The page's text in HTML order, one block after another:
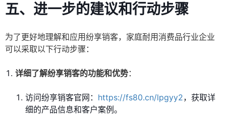
五、进一步的建议和行动步骤
为了更好地理解和应用纷享销客，家庭耐用消费品行业企业
可以采取以下行动步骤：
详细了解纷享销客的功能和优势：
访问纷享销客官网： https://fs80.cn/lpgyy2，获取详
细的产品信息和客户案例。